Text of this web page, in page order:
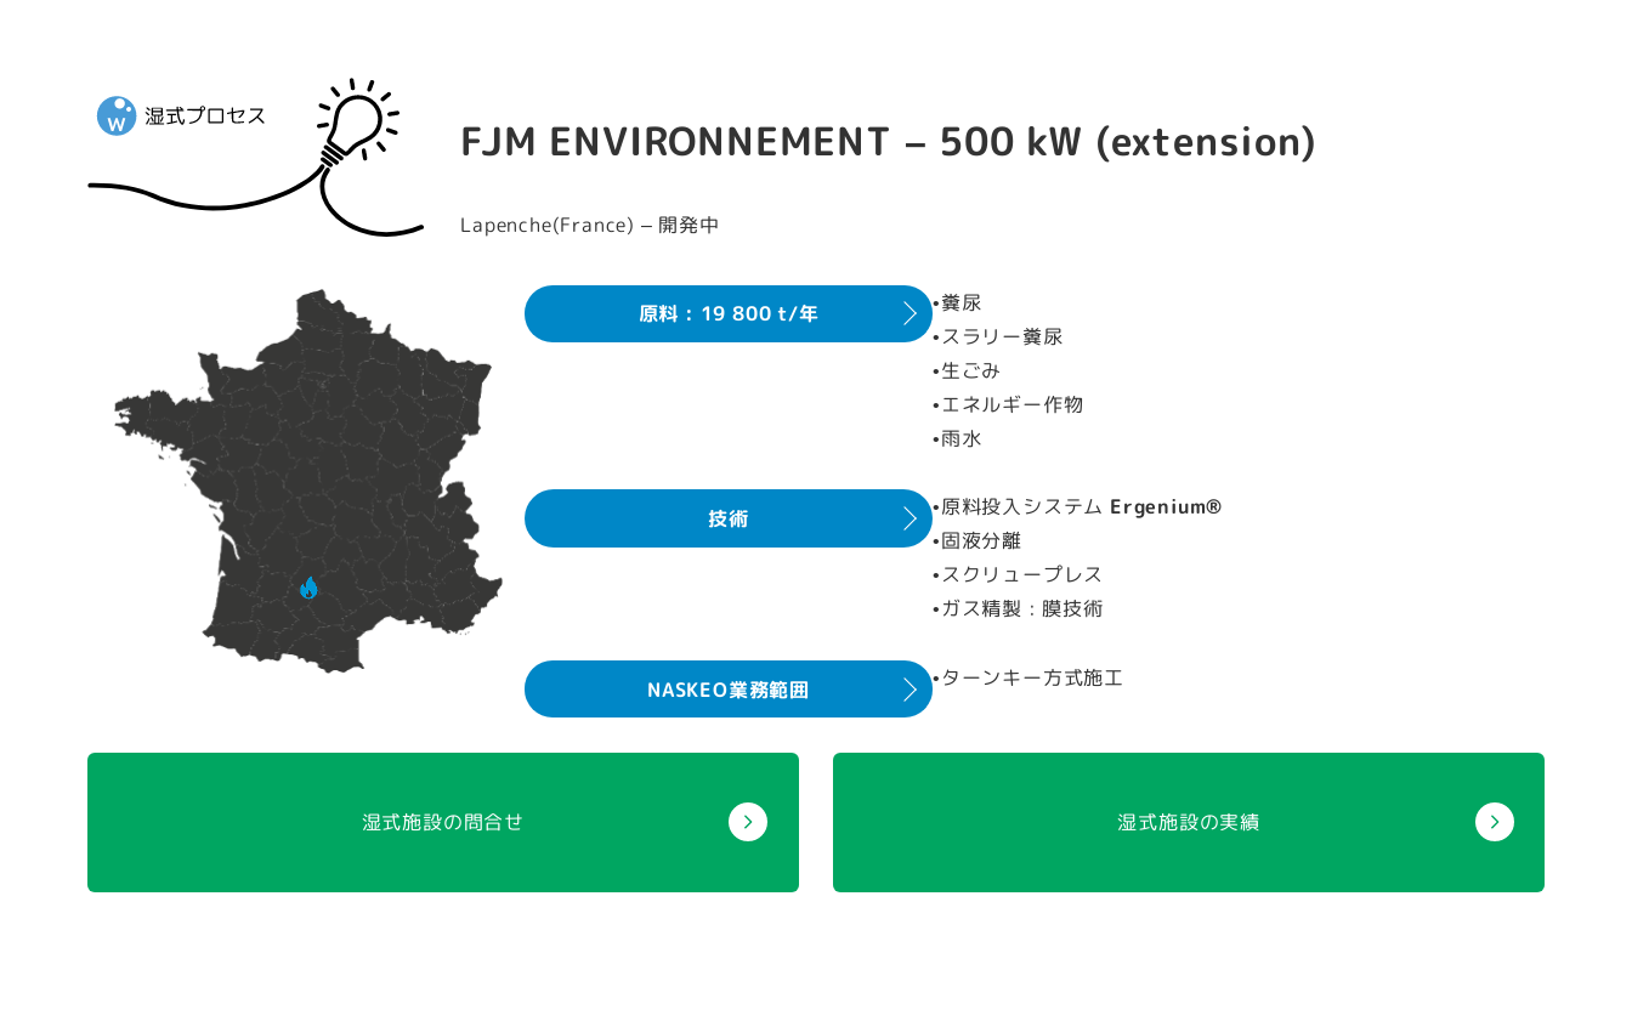
FJM ENVIRONNEMENT – 500 kW (extension)
Lapenche(France) – 開発中
原料 : 19 800 t/年
•糞尿
•スラリー糞尿
•生ごみ
•エネルギー作物
•雨水
技術 •原料投入システム Ergenium®
•固液分離
•スクリュープレス
•ガス精製 : 膜技術
NASKEO業務範囲 •ターンキー方式施工
湿式施設の問合せ 湿式施設の実績